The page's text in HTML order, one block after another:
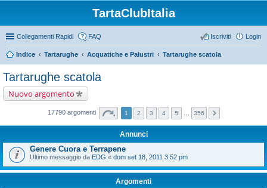
TartaClubItalia
Collegamenti Rapidi FAQ Login
Iscriviti
Indice Tartarughe Acquatiche e Palustri Tartarughe scatola
Tartarughe scatola
Nuovo argomento
17790 argomenti 1 2 3 4 5 356
Annunci
Genere Cuora e Terrapene
Ultimo messaggio da EDG « dom set 18, 2011 3:52 pm
Argomenti